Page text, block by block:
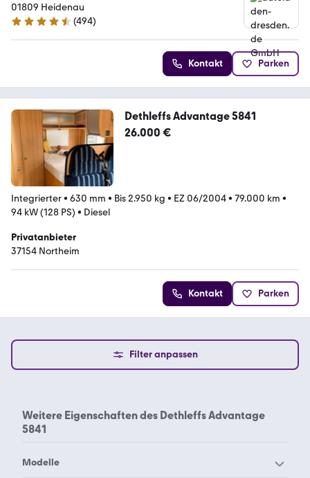
01809 Heidenau
4.5 Sterne
(494)
Kontakt Parken
Dethleffs Advantage 5841
26.000 €
Integrierter• 630 mm • Bis 2.950 kg • EZ 06/2004• 79.000 km •
94 kW (128 PS) • Diesel
Privatanbieter
37154 Northeim
Kontakt Parken
Filter anpassen
Weitere Eigenschaften des Dethleffs Advantage
5841
Modelle